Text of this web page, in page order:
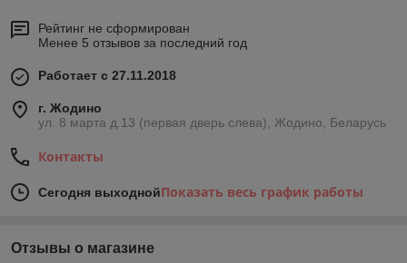
Рейтинг не сформирован
Менее 5 отзывов за последний год
Работает с 27.11.2018
г. Жодино
ул. 8 марта д.13 (первая дверь слева), Жодино, Беларусь
Контакты
Сегодня выходнойПоказать весь график работы
Отзывы о магазине